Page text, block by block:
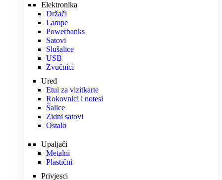
Elektronika
Držači
Lampe
Powerbanks
Satovi
Slušalice
USB
Zvučnici
Ured
Etui za vizitkarte
Rokovnici i notesi
Šalice
Zidni satovi
Ostalo
Upaljači
Metalni
Plastični
Privjesci